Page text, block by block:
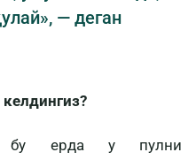
— деган
бу ерда у пулни